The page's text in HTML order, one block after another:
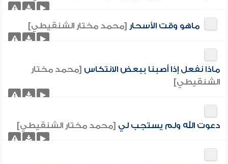
ماهو وقت الأسحار [محمد مختار الشنقيطي]
ماذا نفعل إذا أصبنا ببعض الانتكاس [محمد مختار
الشنقيطي]
دعوت الله ولم يستجب لي [محمد مختار الشنقيطي]